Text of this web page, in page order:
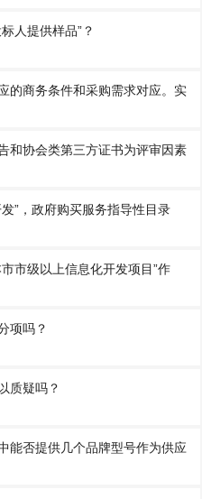
人提供样品”？
的商务条件和采购需求对应。实
和协会类第三方证书为评审因素
”，政府购买服务指导性目录
市级以上信息化开发项目”作
项吗？
质疑吗？
能否提供几个品牌型号作为供应